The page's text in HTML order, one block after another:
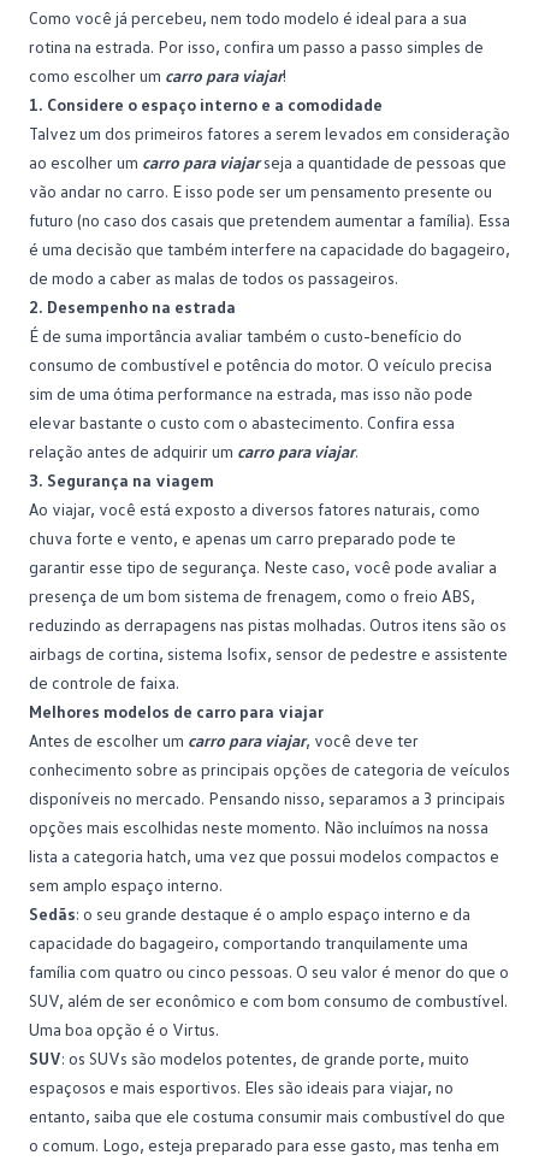
Como você já percebeu, nem todo modelo é ideal para a sua
rotina na estrada. Por isso, confira um passo a passo simples de
como escolher um carro para viajar!
1. Considere o espaço interno e a comodidade
Talvez um dos primeiros fatores a serem levados em consideração
ao escolher um carro para viajarseja a quantidade de pessoas que
vão andar no carro. E isso pode ser um pensamento presente ou
futuro (no caso dos casais que pretendem aumentar a família). Essa
é uma decisão que também interfere na capacidade do bagageiro,
de modo a caber as malas de todos os passageiros.
2. Desempenho na estrada
É de suma importância avaliar também o custo-benefício do
consumo de combustível e potência do motor. O veículo precisa
sim de uma ótima performance na estrada, mas isso não pode
elevar bastante o custo com o abastecimento. Confira essa
relação antes de adquirir um carro para viajar.
3. Segurança na viagem
Ao viajar, você está exposto a diversos fatores naturais, como
chuva forte e vento, e apenas um carro preparado pode te
garantir esse tipo de segurança. Neste caso, você pode avaliar a
presença de um bom sistema de frenagem, como o freio ABS,
reduzindo as derrapagens nas pistas molhadas. Outros itens são os
airbags de cortina, sistema Isofix, sensor de pedestre e assistente
de controle de faixa.
Melhores modelos de carro para viajar
Antes de escolher um carro para viajar, você deve ter
conhecimento sobre as principais opções de categoria de veículos
disponíveis no mercado. Pensando nisso, separamos a 3 principais
opções mais escolhidas neste momento. Não incluímos na nossa
lista a categoria hatch, uma vez que possui modelos compactos e
sem amplo espaço interno.
Sedãs: o seu grande destaque é o amplo espaço interno e da
capacidade do bagageiro, comportando tranquilamente uma
família com quatro ou cinco pessoas. O seu valor é menor do que o
SUV, além de ser econômico e com bom consumo de combustível.
Uma boa opção é o Virtus.
SUV: os SUVs são modelos potentes, de grande porte, muito
espaçosos e mais esportivos. Eles são ideais para viajar, no
entanto, saiba que ele costuma consumir mais combustível do que
o comum. Logo, esteja preparado para esse gasto, mas tenha em